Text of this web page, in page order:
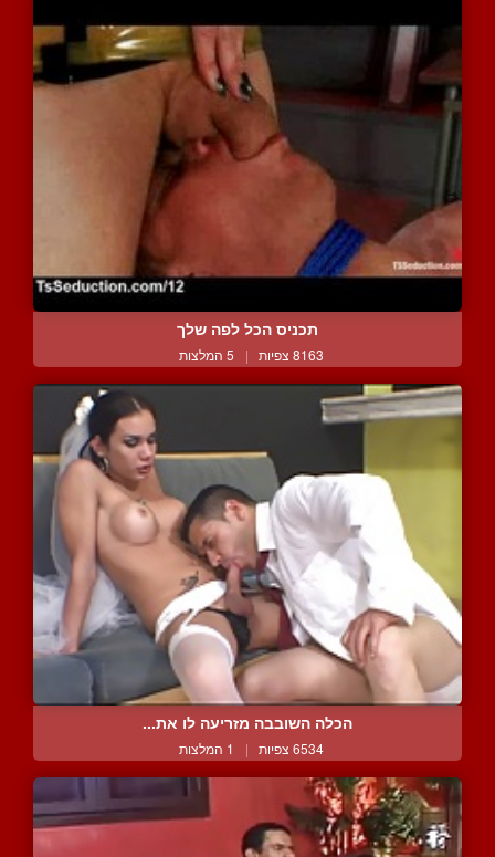
תכניס הכל לפה שלך
8163 צפיות | 5 המלצות
הכלה השובבה מזריעה לו את...
6534 צפיות | 1 המלצות